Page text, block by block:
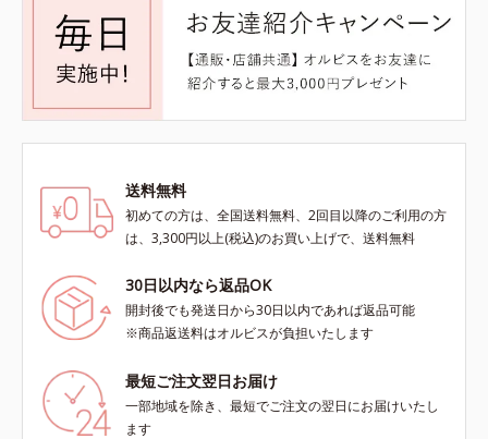
送料無料
初めての方は、全国送料無料、2回目以降のご利用の方
は、3,300円以上(税込)のお買い上げで、送料無料
30日以内なら返品OK
開封後でも発送日から30日以内であれば返品可能
※商品返送料はオルビスが負担いたします
最短ご注文翌日お届け
一部地域を除き、最短でご注文の翌日にお届けいたし
ます